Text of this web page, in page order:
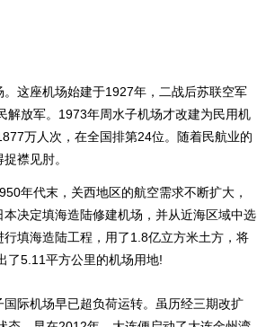
这座机场始建于1927年，二战后苏联空军
解放军。1973年周水子机场才改建为民用机
万人次，在全国排第24位。随着民航业的
襟见肘。
年代末，关西地区的航空需求不断扩大，
决定填海造陆修建机场，并从近海区域中选
填海造陆工程，用了1.8亿立方米土方，将
了5.11平方公里的机场用地!
际机场早已超负荷运转。虽历经三期改扩